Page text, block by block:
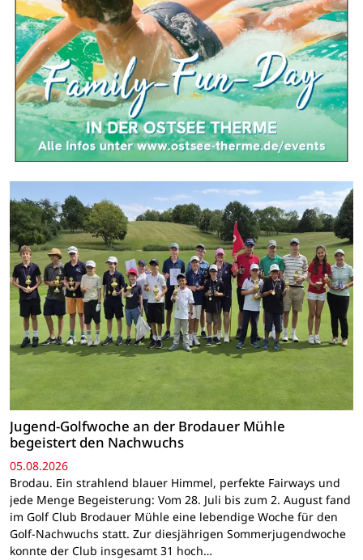
Jugend-Golfwoche an der Brodauer Mühle
begeistert den Nachwuchs
05.08.2026
Brodau. Ein strahlend blauer Himmel, perfekte Fairways und
jede Menge Begeisterung: Vom 28. Juli bis zum 2. August fand
im Golf Club Brodauer Mühle eine lebendige Woche für den
Golf-Nachwuchs statt. Zur diesjährigen Sommerjugendwoche
konnte der Club insgesamt 31 hoch…